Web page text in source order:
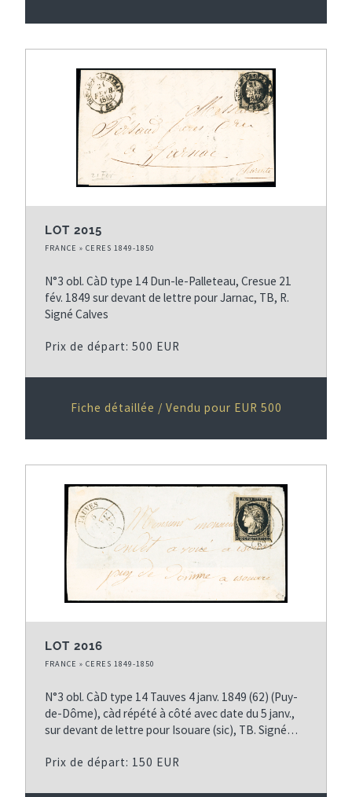
LOT 2015
FRANCE » CERES 1849-1850
N°3 obl. CàD type 14 Dun-le-Palleteau, Cresue 21
fév. 1849 sur devant de lettre pour Jarnac, TB, R.
Signé Calves
Prix de départ: 500 EUR
Fiche détaillée / Vendu pour EUR 500
LOT 2016
FRANCE » CERES 1849-1850
N°3 obl. CàD type 14 Tauves 4 janv. 1849 (62) (Puy-
de-Dôme), càd répété à côté avec date du 5 janv.,
sur devant de lettre pour Isouare (sic), TB. Signé…
Prix de départ: 150 EUR